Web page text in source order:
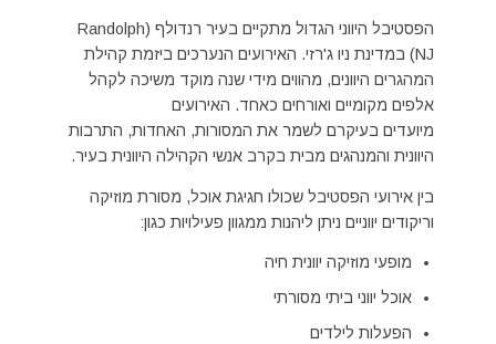
הפסטיבל היווני הגדול מתקיים בעיר רנדולף (Randolph
NJ) במדינת ניו ג'רזי. האירועים הנערכים ביזמת קהילת
המהגרים היוונים, מהווים מידי שנה מוקד משיכה לקהל
אלפים מקומיים ואורחים כאחד. האירועים
מיועדים בעיקרם לשמר את המסורות, האחדות, התרבות
היוונית והמנהגים מבית בקרב אנשי הקהילה היוונית בעיר.
בין אירועי הפסטיבל שכולו חגיגת אוכל, מסורת מוזיקה
וריקודים יווניים ניתן ליהנות ממגוון פעילויות כגון:
מופעי מוזיקה יוונית חיה
אוכל יווני ביתי מסורתי
הפעלות לילדים